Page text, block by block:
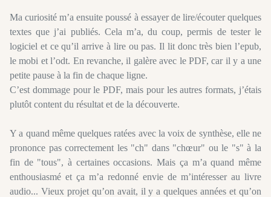
Ma curiosité m’a ensuite poussé à essayer de lire/écouter quelques
textes que j’ai publiés. Cela m’a, du coup, permis de tester le
logiciel et ce qu’il arrive à lire ou pas. Il lit donc très bien l’epub,
le mobi et l’odt. En revanche, il galère avec le PDF, car il y a une
petite pause à la fin de chaque ligne.
C’est dommage pour le PDF, mais pour les autres formats, j’étais
plutôt content du résultat et de la découverte.
Y a quand même quelques ratées avec la voix de synthèse, elle ne
prononce pas correctement les "ch" dans "chœur" ou le "s" à la
fin de "tous", à certaines occasions. Mais ça m’a quand même
enthousiasmé et ça m’a redonné envie de m’intéresser au livre
audio... Vieux projet qu’on avait, il y a quelques années et qu’on